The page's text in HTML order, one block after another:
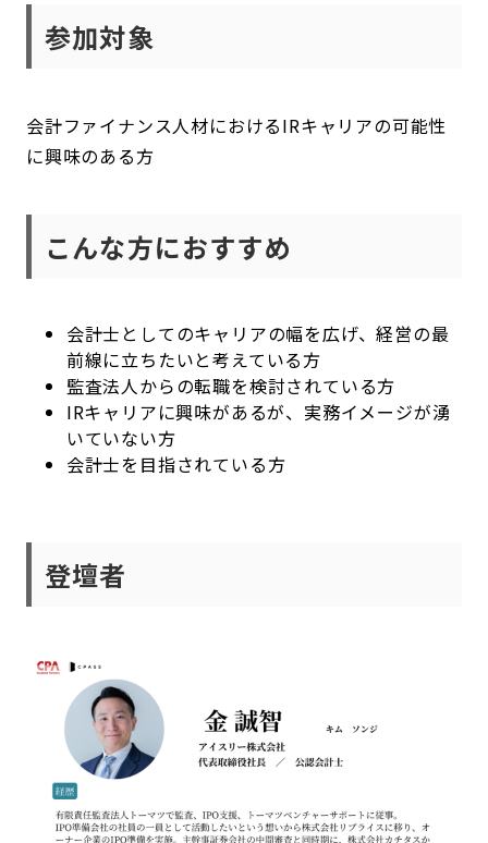
参加対象
会計ファイナンス人材におけるIRキャリアの可能性
に興味のある方
こんな方におすすめ
会計士としてのキャリアの幅を広げ、経営の最
前線に立ちたいと考えている方
監査法人からの転職を検討されている方
IRキャリアに興味があるが、実務イメージが湧
いていない方
会計士を目指されている方
登壇者